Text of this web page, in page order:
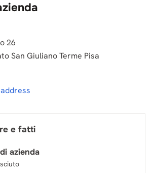
26
San Giuliano Terme Pisa
e fatti
azienda